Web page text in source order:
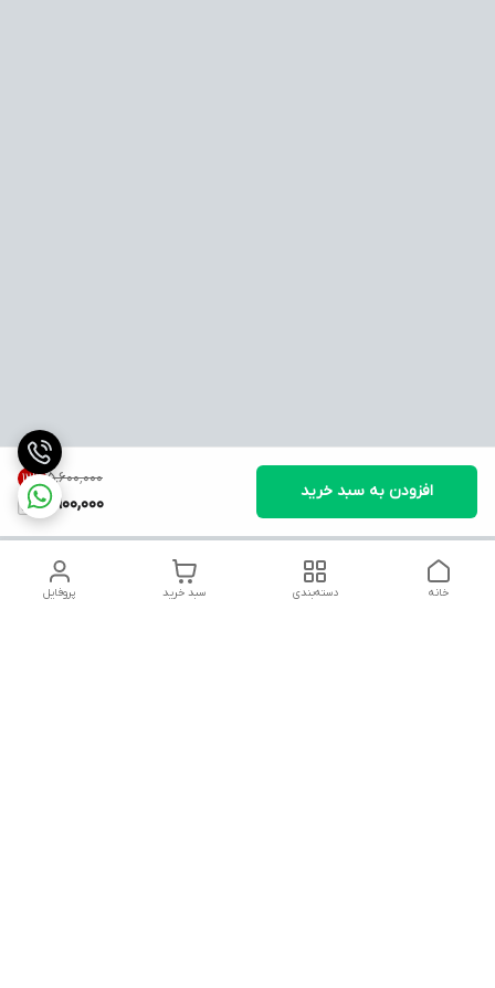
۵٬۶۰۰٬۰۰۰ 12%
4,900,000
افزودن به سبد خرید
پروفایل سبد خرید دسته‌بندی خانه